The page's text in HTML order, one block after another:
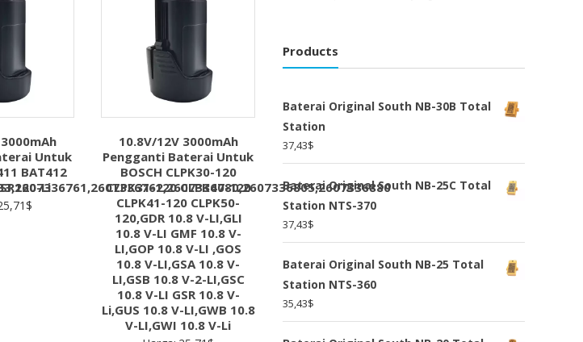
Untuk
BAT412
Li
$
10.8V/12V 3000mAh
Pengganti Baterai Untuk
BOSCH CLPK30-120
CLPK31-120 CLPK40-120
CLPK41-120 CLPK50-
120,GDR 10.8 V-LI,GLI
10.8 V-LI GMF 10.8 V-
LI,GOP 10.8 V-LI ,GOS
10.8 V-LI,GSA 10.8 V-
LI,GSB 10.8 V-2-LI,GSC
10.8 V-LI GSR 10.8 V-
Li,GUS 10.8 V-LI,GWB 10.8
V-LI,GWI 10.8 V-Li
Products
Baterai Original South NB-30B Total
Station
37,43$
Baterai Original South NB-25C Total
Station NTS-370
37,43$
Baterai Original South NB-25 Total
Station NTS-360
35,43$